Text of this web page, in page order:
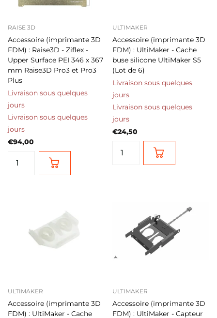
RAISE 3D
Accessoire (imprimante 3D
FDM) : Raise3D - Ziflex -
Upper Surface PEI 346 x 367
mm Raise3D Pro3 et Pro3
Plus
Livraison sous quelques
jours
Livraison sous quelques
jours
€94,00
ULTIMAKER
Accessoire (imprimante 3D
FDM) : UltiMaker - Cache
buse silicone UltiMaker S5
(Lot de 6)
Livraison sous quelques
jours
Livraison sous quelques
jours
€24,50
ULTIMAKER
Accessoire (imprimante 3D
FDM) : UltiMaker - Cache
ULTIMAKER
Accessoire (imprimante 3D
FDM) : UltiMaker - Capteur